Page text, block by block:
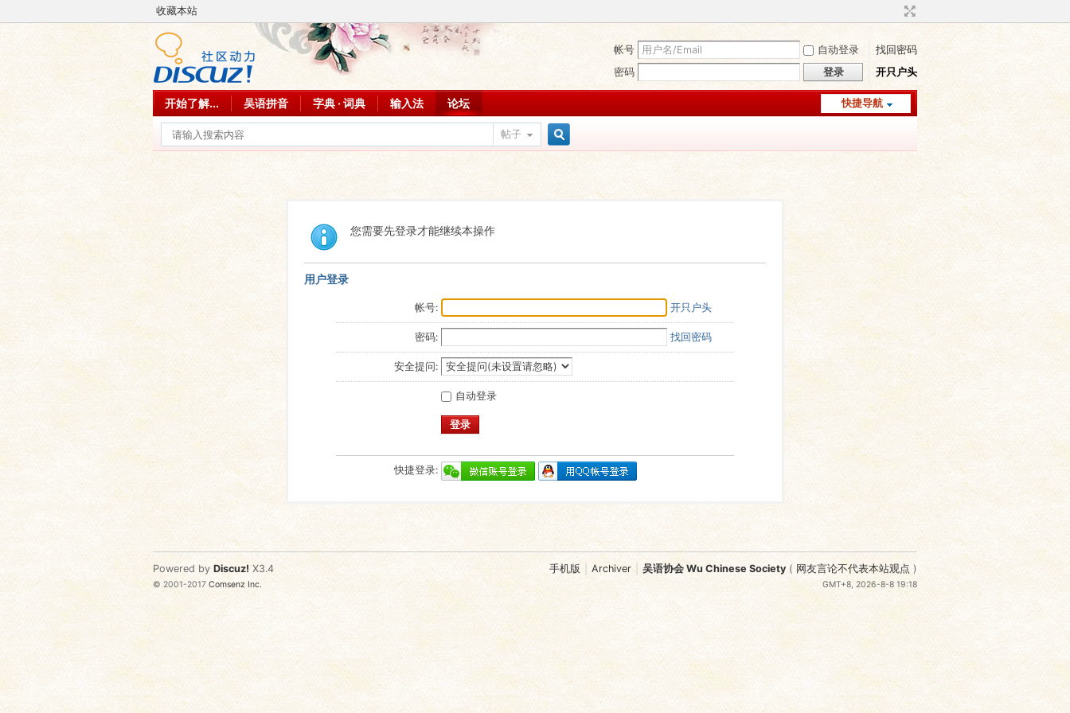
收藏本站
帐号 自动登录
找回密码
密码
登录 开只户头
快捷导航
开始了解... 吴语拼音 字典 · 词典 输入法 论坛
帖子
您需要先登录才能继续本操作
用户登录
帐号: 开只户头
密码: 找回密码
安全提问:
自动登录
登录
快捷登录:
手机版 Archiver 吴语协会 Wu Chinese Society ( 网友言论不代表本站观点 )
GMT+8, 2026-8-8 19:18
Powered by Discuz! X3.4
© 2001-2017Comsenz Inc.